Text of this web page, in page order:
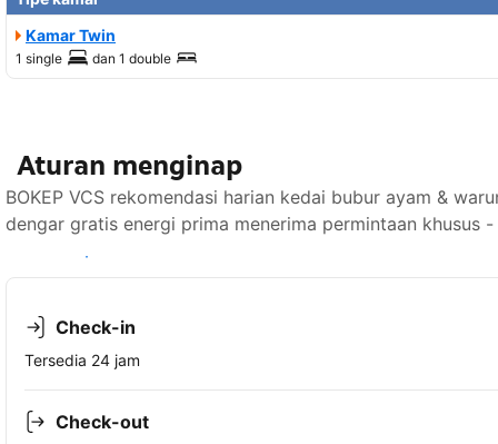
Kamar Twin
1 single dan 1 double
Aturan menginap
BOKEP VCS rekomendasi harian kedai bubur ayam &
dengar gratis energi prima menerima permintaan khusus
Lihat ketersediaan
Check-in
Tersedia 24 jam
Check-out